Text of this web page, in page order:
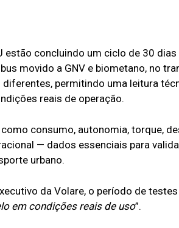
estão concluindo um ciclo de 30
movido a GNV e biometano, no
permitindo uma leitura
reais de operação.
consumo, autonomia, torque,
— dados essenciais para
urbano.
da Volare, o período de
em condições reais de uso”.